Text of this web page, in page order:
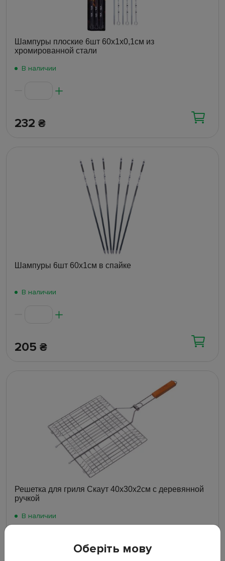
Шампуры плоские 6шт 60х1х0,1см из
хромированной стали
В наличии
232 ₴
Шампуры 6шт 60х1см в спайке
В наличии
205 ₴
Решетка для гриля Скаут 40х30х2см с деревянной
ручкой
В наличии
Оберіть мову